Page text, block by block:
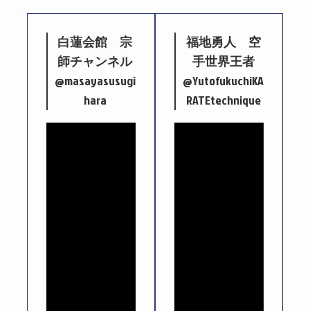
白蓮会館 宗
師チャンネル
@masayasusugi
hara
福地勇人 空
手世界王者
@YutofukuchiKA
RATEtechnique